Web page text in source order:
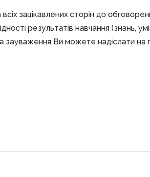
зацікавлених сторін до
результатів навчання (знань,
зауваження Ви можете надіслати